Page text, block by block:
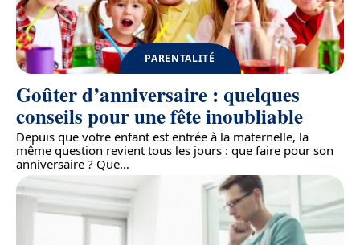
PARENTALITÉ
Goûter d’anniversaire : quelques
conseils pour une fête inoubliable
Depuis que votre enfant est entrée à la maternelle, la
même question revient tous les jours : que faire pour son
anniversaire ? Que…